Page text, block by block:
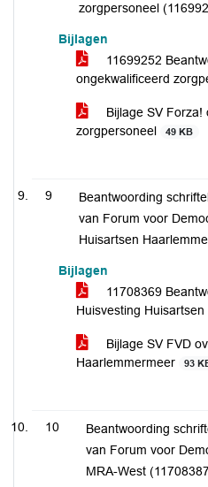
zorgpersoneel
Bijlagen
11699252
ongekwalificeerd
Bijlage SV Forza!
zorgpersoneel
49 KB
9
Beantwoording
van Forum voor
Huisartsen
Bijlagen
11708369
Huisvesting
Bijlage SV FVD
Haarlemmermeer
93
10
Beantwoording
van Forum voor
MRA-West